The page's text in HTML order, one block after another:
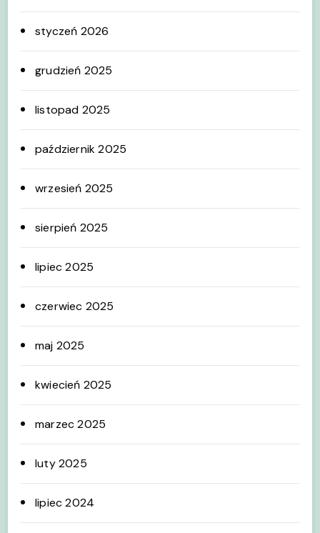
styczeń 2026
grudzień 2025
listopad 2025
październik 2025
wrzesień 2025
sierpień 2025
lipiec 2025
czerwiec 2025
maj 2025
kwiecień 2025
marzec 2025
luty 2025
lipiec 2024